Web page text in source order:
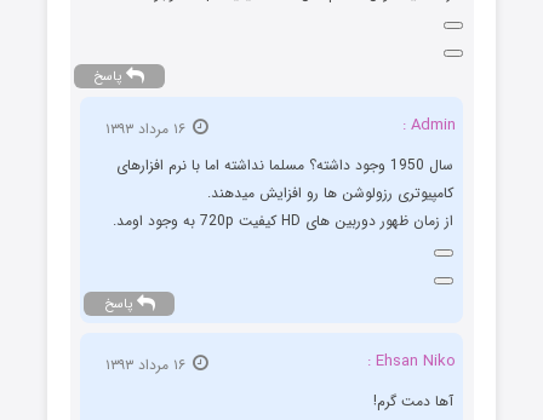
پاسخ
Admin :
سال 1950 وجود داشته؟ مسلما نداشته اما با نرم افزارهای
کامپیوتری رزولوشن ها رو افزایش میدهند.
از زمان ظهور دوربین های HD کیفیت 720p به وجود اومد.
پاسخ
Ehsan Niko :
آها دمت گرم!